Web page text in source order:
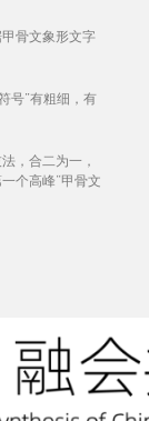
骨文象形文字
号”有粗细，有
，合二为一，
个高峰“甲骨文